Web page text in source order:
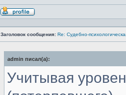
Профиль
Заголовок сообщения: Re: Судебно-
admin писал(а):
Учитывая